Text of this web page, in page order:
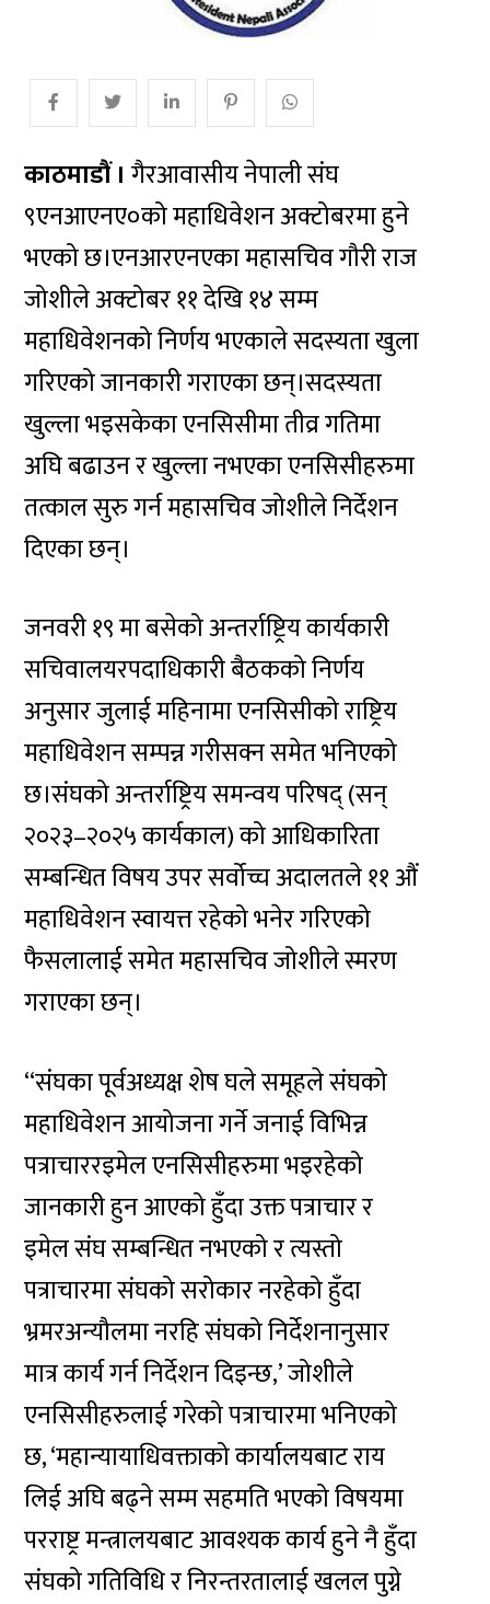
काठमाडौं । गैरआवासीय नेपाली संघ
९एनआएनए०को महाधिवेशन अक्टोबरमा हुने
भएको छ।एनआरएनएका महासचिव गौरी राज
जोशीले अक्टोबर ११ देखि १४ सम्म
महाधिवेशनको निर्णय भएकाले सदस्यता खुला
गरिएको जानकारी गराएका छन्।सदस्यता
खुल्ला भइसकेका एनसिसीमा तीव्र गतिमा
अघि बढाउन र खुल्ला नभएका एनसिसीहरुमा
तत्काल सुरु गर्न महासचिव जोशीले निर्देशन
दिएका छन्।
जनवरी १९ मा बसेको अन्तर्राष्ट्रिय कार्यकारी
सचिवालयरपदाधिकारी बैठकको निर्णय
अनुसार जुलाई महिनामा एनसिसीको राष्ट्रिय
महाधिवेशन सम्पन्न गरीसक्न समेत भनिएको
छ।संघको अन्तर्राष्ट्रिय समन्वय परिषद् (सन्
२०२३–२०२५ कार्यकाल) को आधिकारिता
सम्बन्धित विषय उपर सर्वोच्च अदालतले ११ औं
महाधिवेशन स्वायत्त रहेको भनेर गरिएको
फैसलालाई समेत महासचिव जोशीले स्मरण
गराएका छन्।
‘‘संघका पूर्वअध्यक्ष शेष घले समूहले संघको
महाधिवेशन आयोजना गर्ने जनाई विभिन्न
पत्राचाररइमेल एनसिसीहरुमा भइरहेको
जानकारी हुन आएको हुँदा उक्त पत्राचार र
इमेल संघ सम्बन्धित नभएको र त्यस्तो
पत्राचारमा संघको सरोकार नरहेको हुँदा
भ्रमरअन्यौलमा नरहि संघको निर्देशनानुसार
मात्र कार्य गर्न निर्देशन दिइन्छ,’ जोशीले
एनसिसीहरुलाई गरेको पत्राचारमा भनिएको
छ, ‘महान्यायाधिवक्ताको कार्यालयबाट राय
लिई अघि बढ्ने सम्म सहमति भएको विषयमा
परराष्ट्र मन्त्रालयबाट आवश्यक कार्य हुने नै हुँदा
संघको गतिविधि र निरन्तरतालाई खलल पुग्ने